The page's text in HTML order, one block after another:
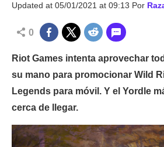
Updated at 05/01/2021 at 09:13 Por
0
Riot Games intenta aprovechar
su mano para promocionar Wild
Legends para móvil. Y el Yordle
cerca de llegar.